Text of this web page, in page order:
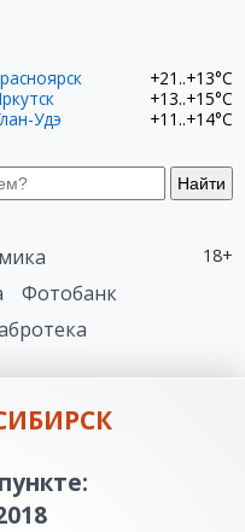
Найти
+21..+13°C
+13..+15°C
Удэ
+11..+14°C
18+
Фотобанк